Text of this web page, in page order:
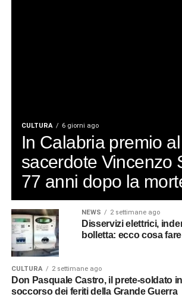
CULTURA 6 giorni ago
In Calabria premio al
sacerdote Vincenzo
77 anni dopo la
NEWS 2 settimane ago
Disservizi elettrici,
bolletta: ecco cosa
CULTURA 2 settimane ago
Don Pasquale Castro, il prete-soldato in
soccorso dei feriti della Grande Guerra